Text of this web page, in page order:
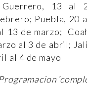
Guerrero, 13 al
Puebla,
13 de marzo;
al 3 de abril;
al 4 de mayo